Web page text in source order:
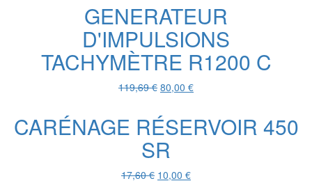
était :
59,90 €.
est :
30,00 €.
GENERATEUR
D'IMPULSIONS
TACHYMÈTRE R1200 C
119,69€ Le
initial
était :
119,69 €.
80,00 €Le
est :
CARÉNAGE RÉSERVOIR 450
SR
17,60€ Le
10,00 €Le